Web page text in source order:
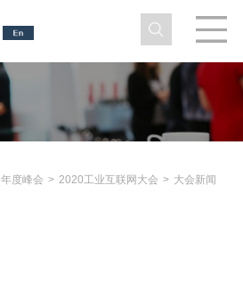
年度峰会 > 2020工业互联网大会 > 大会新闻